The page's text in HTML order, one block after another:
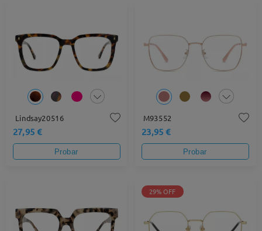
Lindsay20516
27,95 €
Probar
M93552
23,95 €
Probar
29% OFF